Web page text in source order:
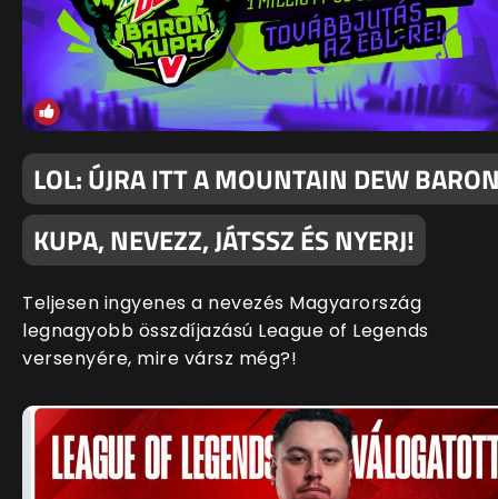
LOL: ÚJRA ITT A MOUNTAIN DEW
KUPA, NEVEZZ, JÁTSSZ ÉS NYERJ!
Teljesen ingyenes a nevezés Magyarország
legnagyobb összdíjazású League of Legends
versenyére, mire vársz még?!